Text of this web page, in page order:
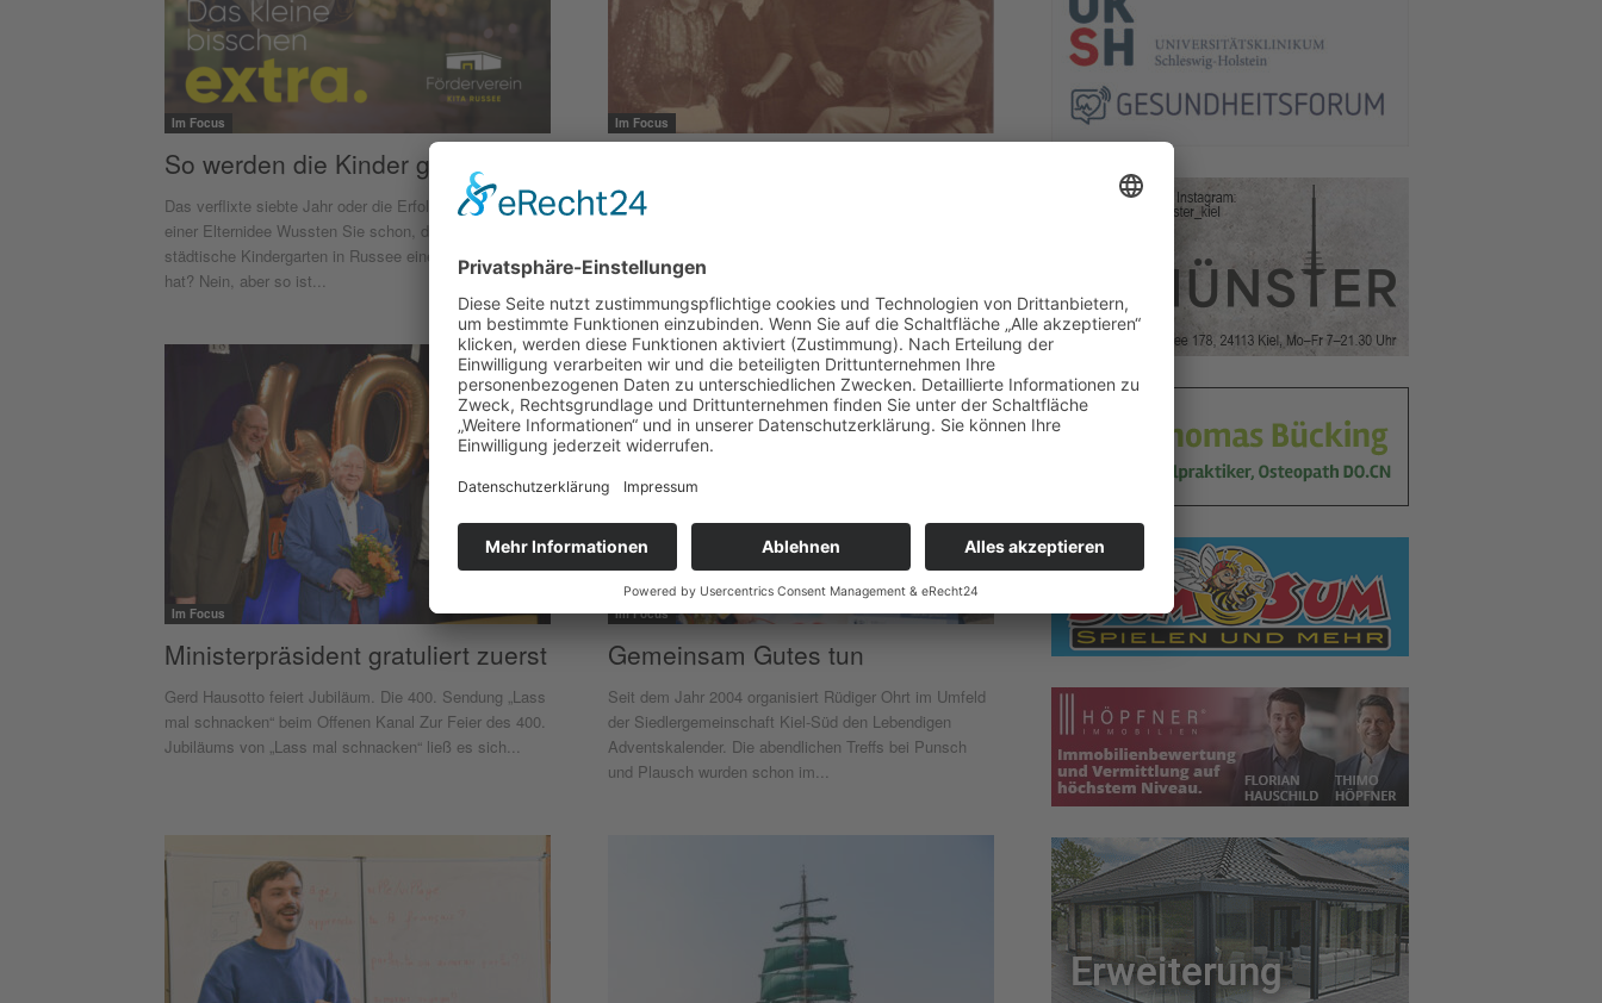
Im Focus
So werden die Kinder gefördert
Das verflixte siebte Jahr oder die Erfolgsgeschichte
einer Elternidee Wussten Sie schon, dass der
städtische Kindergarten in Russee einen Förderverein
hat? Nein, aber so ist...
Im Focus
Die Hassee-Chronistin Gisela Brendel feiert am 6. Juli
engagiertes Wirken zu würdigen. Dazu lassen wir...
Im Focus
Ministerpräsident gratuliert zuerst
Gerd Hausotto feiert Jubiläum. Die 400. Sendung „Lass
mal schnacken“ beim Offenen Kanal Zur Feier des 400.
Jubiläums von „Lass mal schnacken“ ließ es sich...
Im Focus
Gemeinsam Gutes tun
Seit dem Jahr 2004 organisiert Rüdiger Ohrt im Umfeld
der Siedlergemeinschaft Kiel-Süd den Lebendigen
Adventskalender. Die abendlichen Treffs bei Punsch
und Plausch wurden schon im...